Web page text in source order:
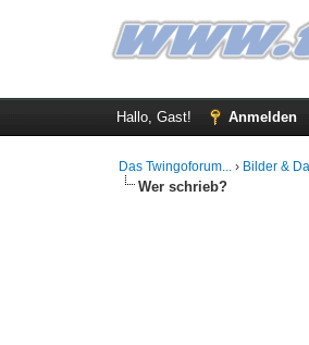
Hallo, Gast! Anmelden
Das Twingoforum... › Bilder &
Wer schrieb?